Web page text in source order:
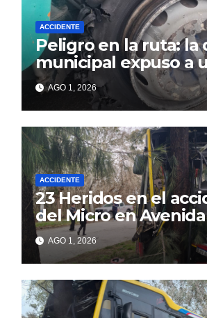
ACCIDENTE
Peligro en la ruta: la
municipal expuso a
de berissenses
AGO 1, 2026
ACCIDENTE
23 Heridos en el
del Micro en
AGO 1, 2026